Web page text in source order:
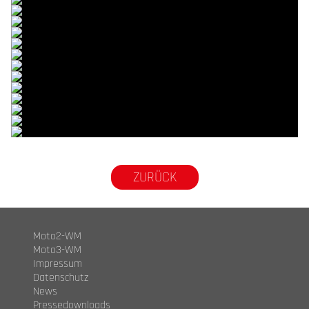
© R. Lekl
© R. Lekl
© R. Lekl
© R. Lekl
© R. Lekl
© R. Lekl
© R. Lekl
© R. Lekl
© R. Lekl
© R. Lekl
© R. Lekl
© R. Lekl
ZURÜCK
Moto2-WM
Moto3-WM
Impressum
Datenschutz
News
Pressedownloads